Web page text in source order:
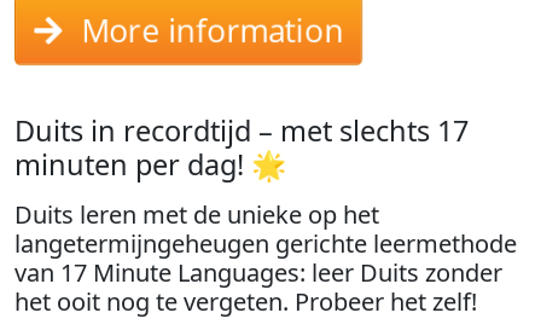
More information
Duits in recordtijd – met slechts 17
minuten per dag! 🌟
Duits leren met de unieke op het
langetermijngeheugen gerichte leermethode
van 17 Minute Languages: leer Duits zonder
het ooit nog te vergeten. Probeer het zelf!